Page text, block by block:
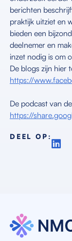
berichten
praktijk uitziet en
bieden een
deelnemer en
inzet nodig is om
De blogs zijn hier
https://
De podcast van
https://
DEEL OP: